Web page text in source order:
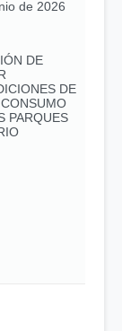
de 2026
DE
DE
PARQUES